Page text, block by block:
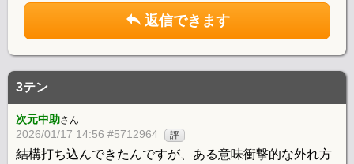
返信できます
3テン
次元中助さん
2026/01/17 14:56 #5712964 評
結構打ち込んできたんですが、ある意味衝撃的な外れ方